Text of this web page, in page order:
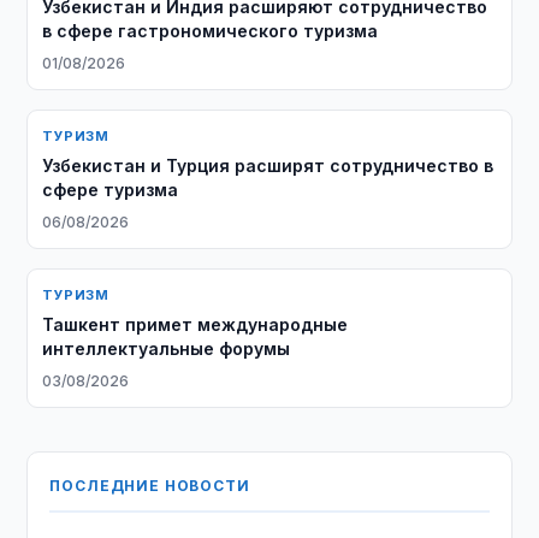
Узбекистан и Индия расширяют сотрудничество
в сфере гастрономического туризма
01/08/2026
ТУРИЗМ
Узбекистан и Турция расширят сотрудничество в
сфере туризма
06/08/2026
ТУРИЗМ
Ташкент примет международные
интеллектуальные форумы
03/08/2026
ПОСЛЕДНИЕ НОВОСТИ